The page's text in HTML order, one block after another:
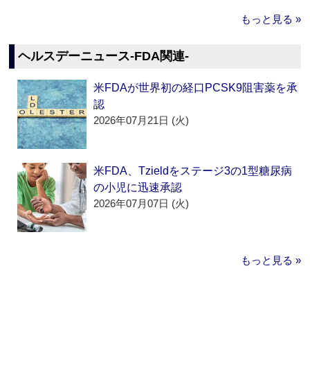
もっと見る »
ヘルスデーニュース‐FDA関連‐
米FDAが世界初の経口PCSK9阻害薬を承
認
2026年07月21日 (火)
米FDA、Tzieldをステージ3の1型糖尿病
の小児に迅速承認
2026年07月07日 (火)
もっと見る »